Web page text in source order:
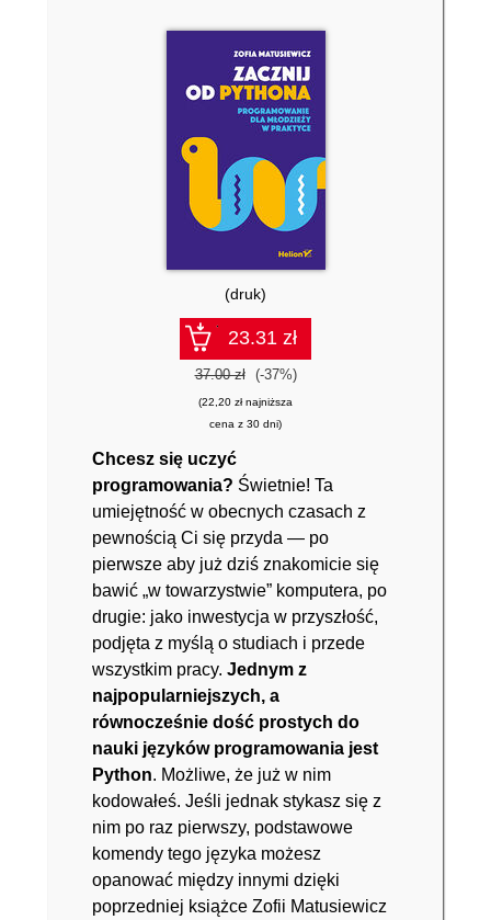
(druk)
23.31 zł
37.00 zł (-37%)
(22,20 zł najniższa
cena z 30 dni)
Chcesz się uczyć
programowania? Świetnie! Ta
umiejętność w obecnych czasach z
pewnością Ci się przyda ― po
pierwsze aby już dziś znakomicie się
bawić „w towarzystwie” komputera, po
drugie: jako inwestycja w przyszłość,
podjęta z myślą o studiach i przede
wszystkim pracy. Jednym z
najpopularniejszych, a
równocześnie dość prostych do
nauki języków programowania jest
Python. Możliwe, że już w nim
kodowałeś. Jeśli jednak stykasz się z
nim po raz pierwszy, podstawowe
komendy tego języka możesz
opanować między innymi dzięki
poprzedniej książce Zofii Matusiewicz